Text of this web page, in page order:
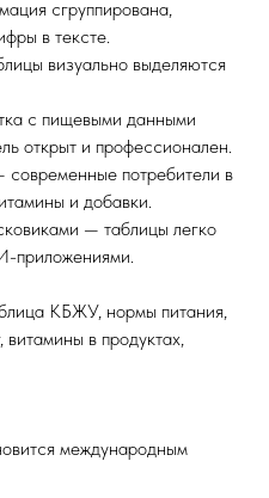
сгруппирована,
в тексте.
визуально выделяются
с пищевыми данными
открыт и профессионален.
потребители в
и добавки.
— таблицы легко
приложениями.
КБЖУ, нормы питания,
витамины в продуктах,
международным